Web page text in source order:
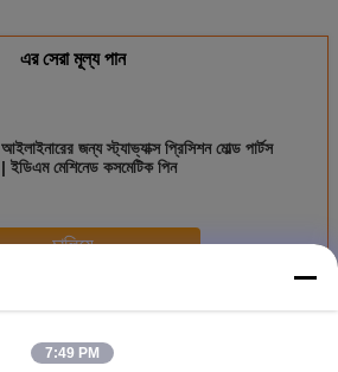
এর সেরা মূল্য পান
আইলাইনারের জন্য স্ট্যাভ্যাক্স প্রিসিশন মোল্ড পার্টস
| ইডিএম মেশিনেড কসমেটিক পিন
চালিয়ে
7:49 PM